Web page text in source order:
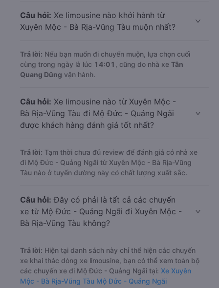
Câu hỏi: Xe limousine nào khởi hành từ
Xuyên Mộc - Bà Rịa-Vũng Tàu muộn nhất?
Trả lời: Nếu bạn muốn đi chuyến muộn, lựa chọn cuối
cùng trong ngày là lúc 14:01 , cũng do nhà xe Tân
Quang Dũng vận hành.
Câu hỏi: Xe limousine nào từ Xuyên Mộc -
Bà Rịa-Vũng Tàu đi Mộ Đức - Quảng Ngãi
được khách hàng đánh giá tốt nhất?
Trả lời: Tạm thời chưa đủ review để đánh giá có nhà xe
đi Mộ Đức - Quảng Ngãi từ Xuyên Mộc - Bà Rịa-Vũng
Tàu nào ở tuyến đường này có chất lượng xuất sắc.
Câu hỏi: Đây có phải là tất cả các chuyến
xe từ Mộ Đức - Quảng Ngãi đi Xuyên Mộc -
Bà Rịa-Vũng Tàu không?
Trả lời: Hiện tại danh sách này chỉ thể hiện các chuyến
xe khai thác dòng xe limousine, bạn có thể xem toàn bộ
các chuyến xe đi Mộ Đức - Quảng Ngãi tại: Xe Xuyên
Mộc - Bà Rịa-Vũng Tàu Mộ Đức - Quảng Ngãi